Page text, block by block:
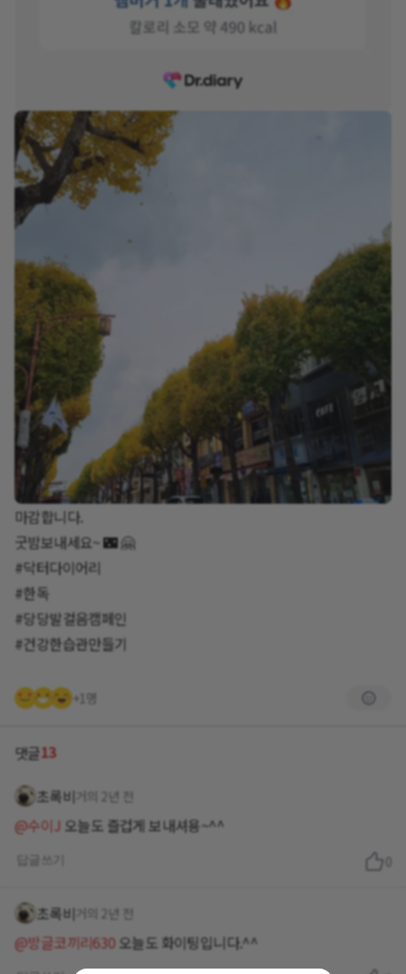
마감합니다.
굿밤보내세요~ 🌃 🤗
#닥터다이어리
#한독
#당당발걸음캠페인
#건강한습관만들기
+1명
댓글13
초록비 거의 2년 전
@수이J 오늘도 즐겁게 보내셔용~^^
초록비 거의 2년 전
@방글코끼리630오늘도 화이팅입니다.^^